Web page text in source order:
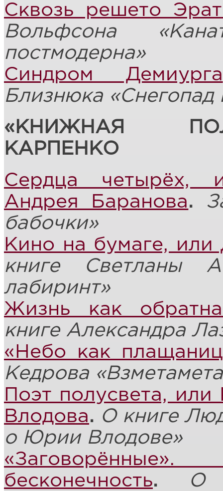
Сквозь решето
Вольфсона «
постмодерна»
Синдром Демиурга
Близнюка «Снегопад
«КНИЖНАЯ
КАРПЕНКО
Сердца четырёх,
Андрея Баранова.
бабочки»
Кино на бумаге,
книге
Светланы
лабиринт»
Жизнь как
книге Александра
«Небо как
Кедрова «
Поэт полусвета,
Влодова. О книге
о Юрии Влодове»
бесконечность.
О